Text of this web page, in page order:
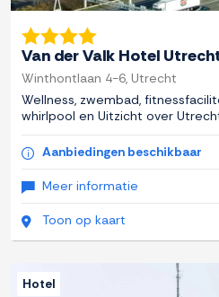
Van der Valk Hotel
Winthontlaan 4-6, Utrecht
Wellness, zwembad,
whirlpool en Uitzicht over
Aanbiedingen beschikbaar
Meer informatie
Toon op kaart
Hotel